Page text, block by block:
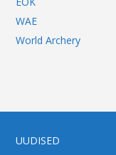
WAE
World Archery
UUDISED